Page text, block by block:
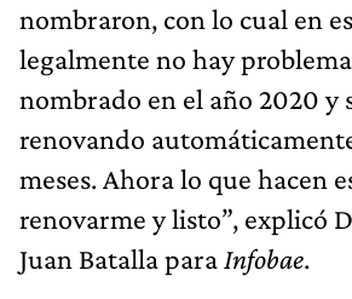
nombraron, con lo cual en
legalmente no hay
nombrado en el año 2020 y
renovando
meses. Ahora lo que hacen
renovarme y listo”, explicó
Juan Batalla para Infobae.